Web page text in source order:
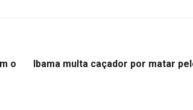
o
Ibama multa caçador por matar